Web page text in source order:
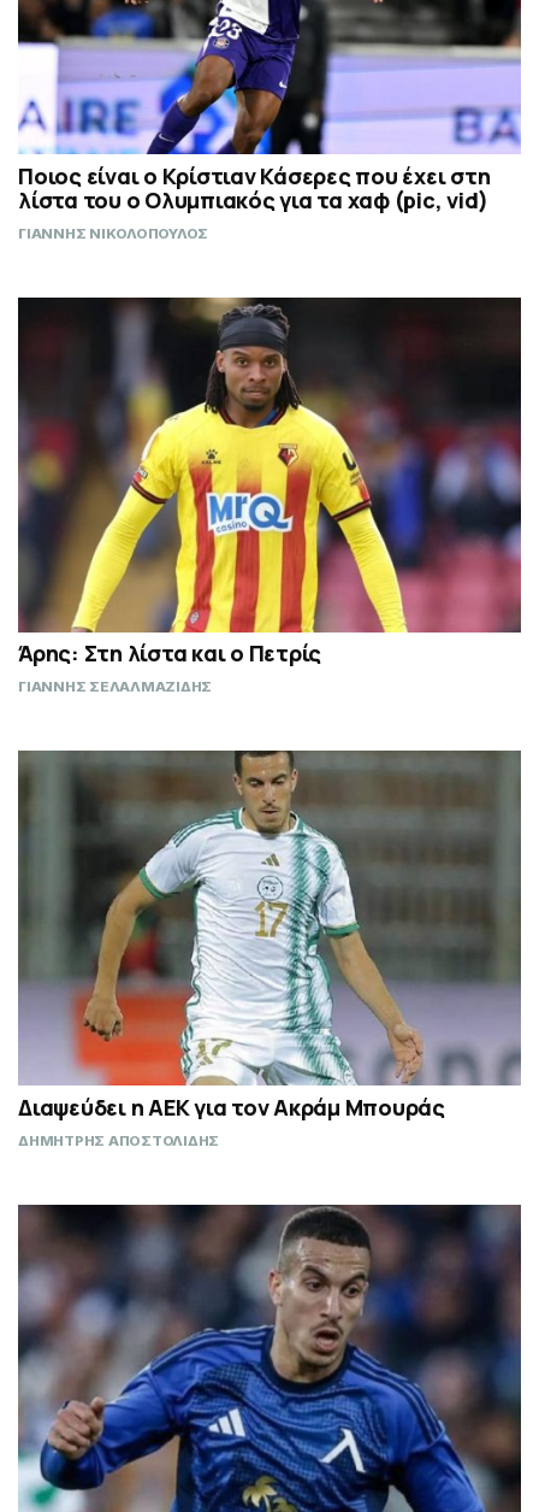
Ποιος είναι ο Κρίστιαν Κάσερες που έχει στη
λίστα του ο Ολυμπιακός για τα χαφ (pic, vid)
ΓΙΑΝΝΗΣ ΝΙΚΟΛΟΠΟΥΛΟΣ
Άρης: Στη λίστα και ο Πετρίς
ΓΙΑΝΝΗΣ ΣΕΛΑΛΜΑΖΙΔΗΣ
Διαψεύδει η ΑΕΚ για τον Ακράμ Μπουράς
ΔΗΜΗΤΡΗΣ ΑΠΟΣΤΟΛΙΔΗΣ